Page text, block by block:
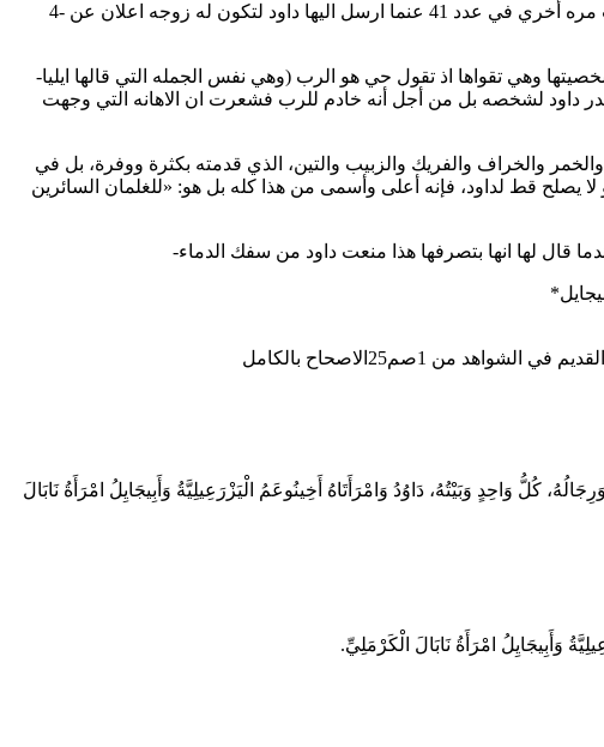
4- سجدت : لتظهر طاعتها له,وسجدت مره أخري في عدد 41 عنما ارسل اليها داود لتكون له زوجه اعلان عن
-في عدد26 تظهر صفه جميله في شخصيتها وهي تقواها اذ تقول حي هو الرب (وهي نفس الجمله التي قالها ايليا
داود لشخصه بل من أجل أنه خادم للرب فشعرت ان الاهانه التي وجهت
والخراف والفريك والزبيب والتين، الذي قدمته بكثرة ووفرة، بل في
لا يصلح قط لداود، فإنه أعلى وأسمى من هذا كله بل هو: «للغلمان السائرين
من 1صم25الاصحاح بالكامل
كُلُّ وَاحِدٍ وَبَيْتُهُ، دَاوُدُ وَامْرَأَتَاهُ أَخِينُوعَمُ الْيَزْرَعِيلِيَّةُ وَأَبِيجَايِلُ امْرَأَةُ نَابَالَ
وَأَبِيجَايِلُ امْرَأَةُ نَابَالَ الْكَرْمَلِيِّ.